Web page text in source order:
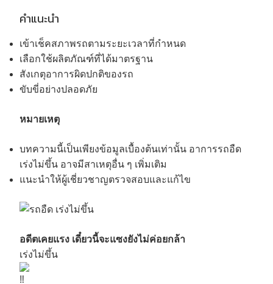
คำแนะนำ
เข้าเช็คสภาพรถตามระยะเวลาที่กำหนด
เลือกใช้ผลิตภัณฑ์ที่ได้มาตรฐาน
สังเกตุอาการผิดปกติของรถ
ขับขี่อย่างปลอดภัย
หมายเหตุ
บทความนี้เป็นเพียงข้อมูลเบื้องต้นเท่านั้น อาการรถอืด
เร่งไม่ขึ้น อาจมีสาเหตุอื่น ๆ เพิ่มเติม
แนะนำให้ผู้เชี่ยวชาญตรวจสอบและแก้ไข
อดีตเคยแรง เดี๋ยวนี้จะแซงยังไม่ค่อยกล้า
เร่งไม่ขึ้น